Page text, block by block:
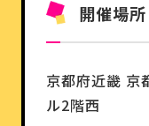
開催場所
京都府近畿 京
ル2階西